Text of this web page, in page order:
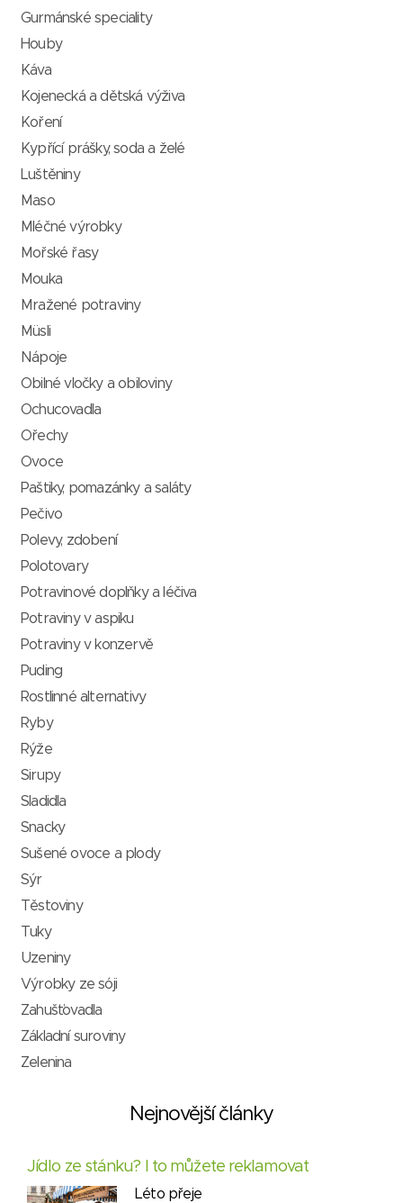
Gurmánské speciality
Houby
Káva
Kojenecká a dětská výživa
Koření
Kypřící prášky, soda a želé
Luštěniny
Maso
Mléčné výrobky
Mořské řasy
Mouka
Mražené potraviny
Müsli
Nápoje
Obilné vločky a obiloviny
Ochucovadla
Ořechy
Ovoce
Paštiky, pomazánky a saláty
Pečivo
Polevy, zdobení
Polotovary
Potravinové doplňky a léčiva
Potraviny v aspiku
Potraviny v konzervě
Puding
Rostlinné alternativy
Ryby
Rýže
Sirupy
Sladidla
Snacky
Sušené ovoce a plody
Sýr
Těstoviny
Tuky
Uzeniny
Výrobky ze sóji
Zahušťovadla
Základní suroviny
Zelenina
Nejnovější články
Jídlo ze stánku? I to můžete reklamovat
Léto přeje